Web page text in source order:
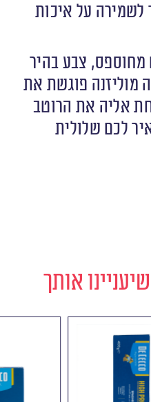
לשמירה על איכות
צבע בהיר
מוליזנה פוגשת את
אליה את הרוטב
לכם שלולית
אותך